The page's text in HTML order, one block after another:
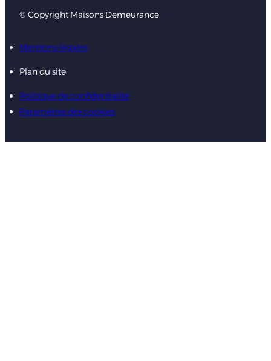
© Copyright Maisons Demeurance
Mentions légales
Plan du site
Politique de confidentialité
Paramètres des cookies